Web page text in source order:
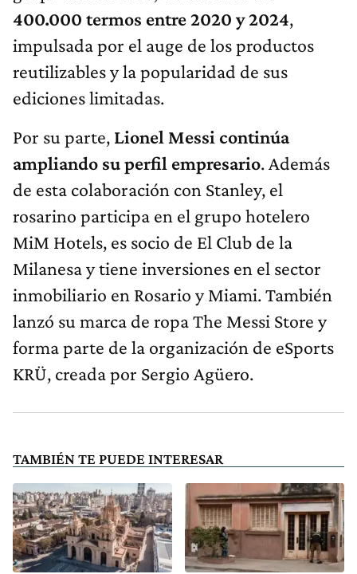
400.000 termos entre 2020 y 2024,
impulsada por el auge de los productos
reutilizables y la popularidad de sus
ediciones limitadas.
Por su parte, Lionel Messi continúa
ampliando su perfil empresario. Además
de esta colaboración con Stanley, el
rosarino participa en el grupo hotelero
MiM Hotels, es socio de El Club de la
Milanesa y tiene inversiones en el sector
inmobiliario en Rosario y Miami. También
lanzó su marca de ropa The Messi Store y
forma parte de la organización de eSports
KRÜ, creada por Sergio Agüero.
TAMBIÉN TE PUEDE INTERESAR